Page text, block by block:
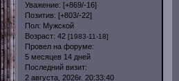
Уважение: [+869/-16]
Позитив: [+803/-22]
Пол: Мужской
Возраст: 42 [1983-11-18]
Провел на форуме:
5 месяцев 14 дней
Последний визит:
2 августа, 2026г. 20:33:40